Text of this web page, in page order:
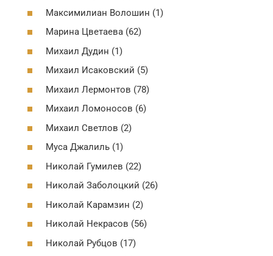
Максимилиан Волошин (1)
Марина Цветаева (62)
Михаил Дудин (1)
Михаил Исаковский (5)
Михаил Лермонтов (78)
Михаил Ломоносов (6)
Михаил Светлов (2)
Муса Джалиль (1)
Николай Гумилев (22)
Николай Заболоцкий (26)
Николай Карамзин (2)
Николай Некрасов (56)
Николай Рубцов (17)